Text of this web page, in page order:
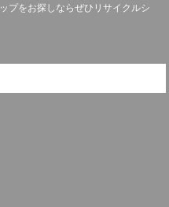
プをお探しならぜひリサイクルシ